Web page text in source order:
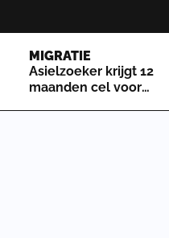
MIGRATIE
Asielzoeker krijgt 12
maanden cel voor